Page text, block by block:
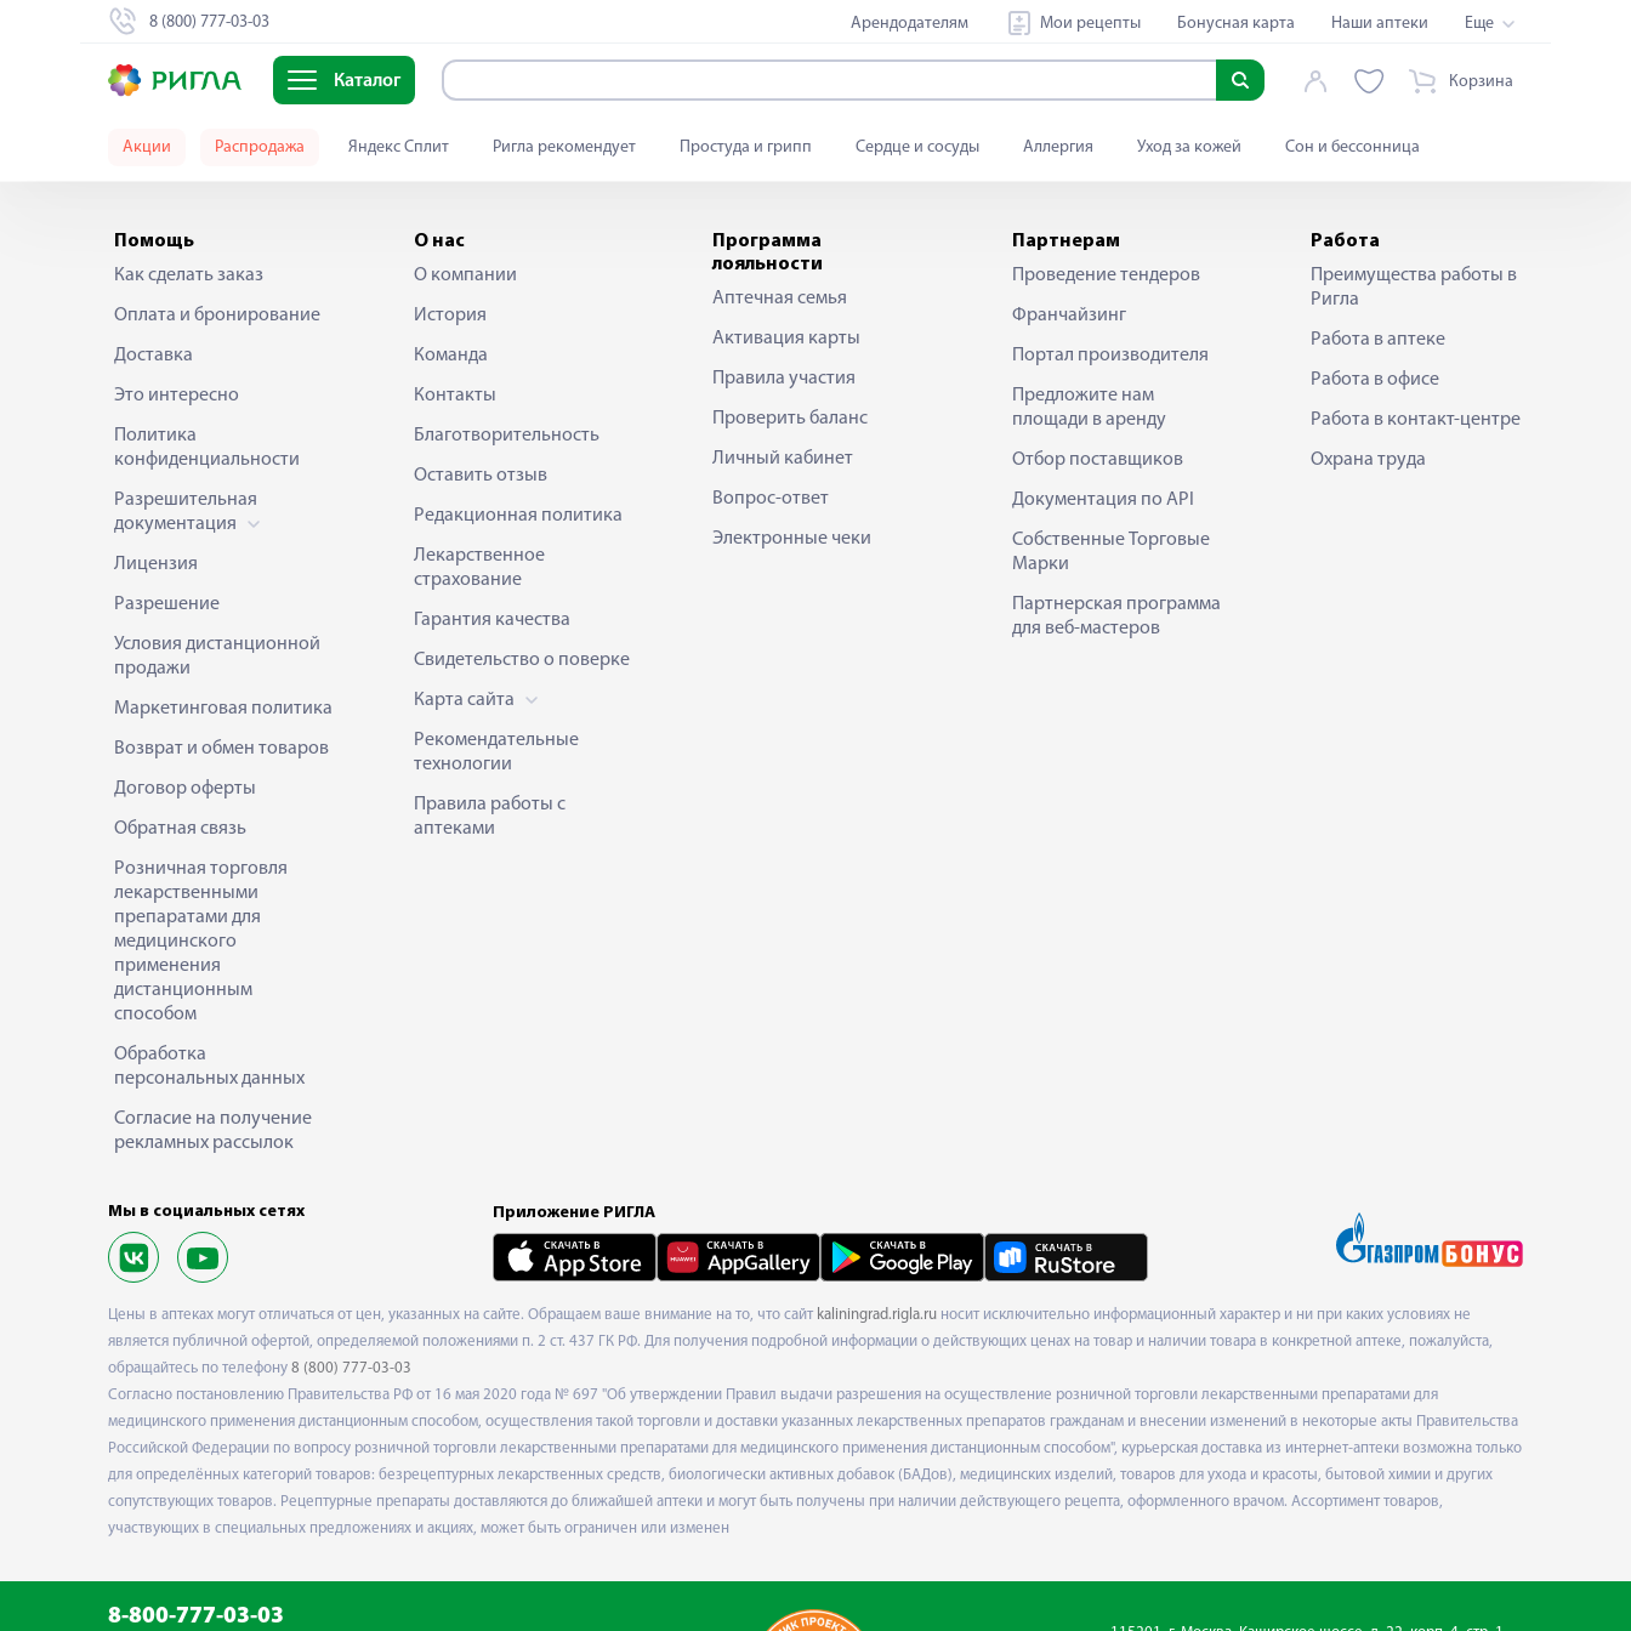
8 (800) 777-03-03 Арендодателям Мои рецепты Бонусная карта Наши аптеки Еще
Каталог Корзина
Акции Распродажа Яндекс Сплит Ригла рекомендует Простуда и грипп Сердце и сосуды Аллергия Уход за кожей Сон и бессонница
Помощь
Как сделать заказ
Оплата и бронирование
Доставка
Это интересно
Политика
конфиденциальности
Разрешительная
документация
Лицензия
Разрешение
Условия дистанционной
продажи
Маркетинговая политика
Возврат и обмен товаров
Договор оферты
Обратная связь
Розничная торговля
лекарственными
препаратами для
медицинского
применения
дистанционным
способом
Обработка
персональных данных
Согласие на получение
рекламных рассылок
О нас
О компании
История
Команда
Контакты
Благотворительность
Оставить отзыв
Редакционная политика
Лекарственное
страхование
Гарантия качества
Свидетельство о поверке
Карта сайта
Рекомендательные
технологии
Правила работы с
аптеками
Программа
лояльности
Аптечная семья
Активация карты
Правила участия
Проверить баланс
Личный кабинет
Вопрос-ответ
Электронные чеки
Партнерам
Проведение тендеров
Франчайзинг
Портал производителя
Предложите нам
площади в аренду
Отбор поставщиков
Документация по API
Собственные Торговые
Марки
Партнерская программа
для веб-мастеров
Работа
Преимущества работы в
Ригла
Работа в аптеке
Работа в офисе
Работа в контакт-центре
Охрана труда
Мы в социальных сетях Приложение РИГЛА
Цены в аптеках могут отличаться от цен, указанных на сайте. Обращаем ваше внимание на то, что сайт kaliningrad.rigla.ru носит исключительно информационный характер и ни при каких условиях не
является публичной офертой, определяемой положениями п. 2 ст. 437 ГК РФ. Для получения подробной информации о действующих ценах на товар и наличии товара в конкретной аптеке, пожалуйста,
обращайтесь по телефону 8 (800) 777-03-03
Согласно постановлению Правительства РФ от 16 мая 2020 года № 697 "Об утверждении Правил выдачи разрешения на осуществление розничной торговли лекарственными препаратами для
медицинского применения дистанционным способом, осуществления такой торговли и доставки указанных лекарственных препаратов гражданам и внесении изменений в некоторые акты Правительства
Российской Федерации по вопросу розничной торговли лекарственными препаратами для медицинского применения дистанционным способом", курьерская доставка из интернет-аптеки возможна только
для определённых категорий товаров: безрецептурных лекарственных средств, биологически активных добавок (БАДов), медицинских изделий, товаров для ухода и красоты, бытовой химии и других
сопутствующих товаров. Рецептурные препараты доставляются до ближайшей аптеки и могут быть получены при наличии действующего рецепта, оформленного врачом. Ассортимент товаров,
участвующих в специальных предложениях и акциях, может быть ограничен или изменен
8-800-777-03-03